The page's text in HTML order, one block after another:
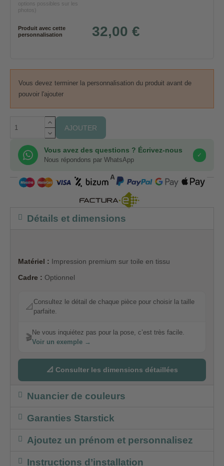
options possibles sur les
photos)
Produit avec cette
personnalisation
32,00 €
Vous devez terminer la personnalisation du produit avant de
pouvoir l'ajouter
AJOUTER
Vous avez des questions ? Écrivez-nous
Nous répondons par WhatsApp
✓
COMPRA SEGURA
Détails et dimensions
Matériel : Impression premium sur toile en tissu
Cadre : Optionnel
📐
Consultez le détail de chaque pièce pour choisir la taille
parfaite.
🎬
Ne vous inquiétez pas pour la pose, c’est très facile.
Voir un exemple →
📐 Consulter les dimensions détaillées
Nuancier de couleurs
Garanties Starstick
Ajoutez un prénom et personnalisez
Instructions d’installation